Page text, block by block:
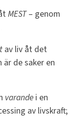
MEST– genom
av liv åt det
de saker en
varande i en
av livskraft;